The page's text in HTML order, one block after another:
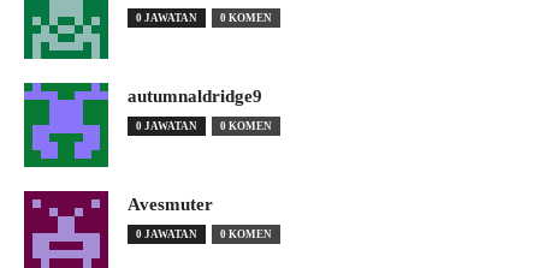
0 JAWATAN 0 KOMEN
autumnaldridge9
0 JAWATAN 0 KOMEN
Avesmuter
0 JAWATAN 0 KOMEN